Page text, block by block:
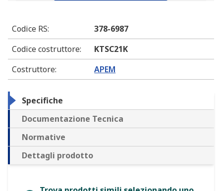
Codice RS:
378-6987
Codice costruttore:
KTSC21K
Costruttore: APEM
Specifiche
Documentazione Tecnica
Normative
Dettagli prodotto